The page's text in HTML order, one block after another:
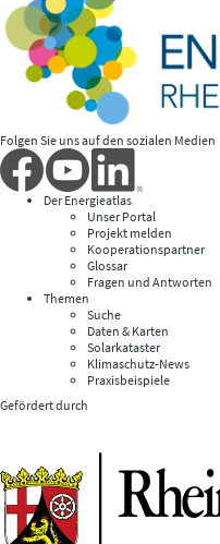
Folgen Sie uns auf den sozialen Medien
Der Energieatlas
Unser Portal
Projekt melden
Kooperationspartner
Glossar
Fragen und Antworten
Themen
Suche
Daten & Karten
Solarkataster
Klimaschutz-News
Praxisbeispiele
Gefördert durch